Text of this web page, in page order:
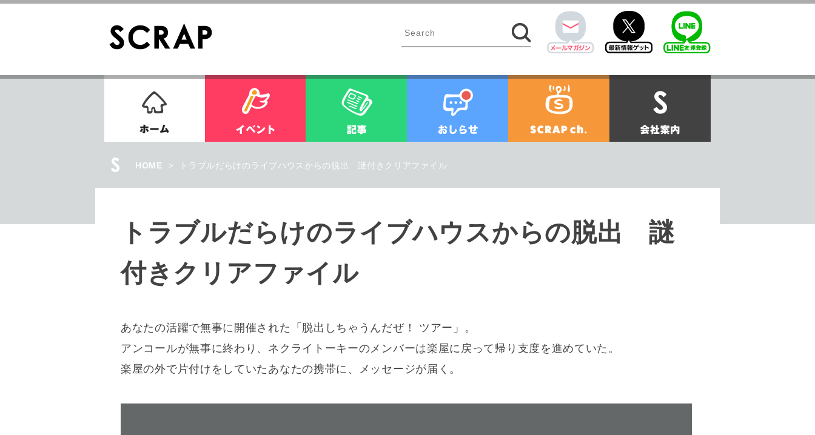
twitter
ホーム イベント 記事 お知らせ 会社案内
HOME > トラブルだらけのライブハウスからの脱出 謎付きクリアファイル
トラブルだらけのライブハウスからの脱出 謎
付きクリアファイル
あなたの活躍で無事に開催された「脱出しちゃうんだぜ！ ツアー」。
アンコールが無事に終わり、ネクライトーキーのメンバーは楽屋に戻って帰り支度を進めていた。
楽屋の外で片付けをしていたあなたの携帯に、メッセージが届く。